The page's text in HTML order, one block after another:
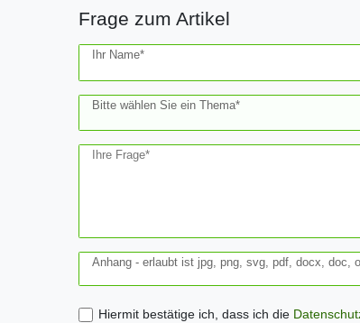
Frage zum Artikel
Ihr Name*
Bitte wählen Sie ein Thema*
Ihre Frage*
Anhang - erlaubt ist jpg, png, svg, pdf, docx, doc,
Hiermit bestätige ich, dass ich die
Ceres::Template.mailFormHoneypotLabel